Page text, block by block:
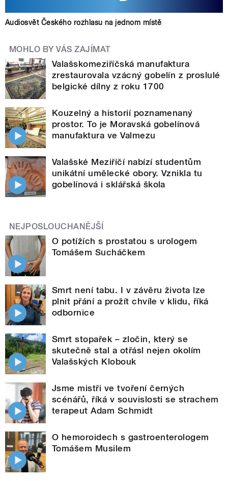
Audiosvět Českého rozhlasu na jednom místě
MOHLO BY VÁS ZAJÍMAT
Valašskomeziříčská manufaktura
zrestaurovala vzácný gobelín z proslulé
belgické dílny z roku 1700
Kouzelný a historií poznamenaný
prostor. To je Moravská gobelínová
manufaktura ve Valmezu
Valašské Meziříčí nabízí studentům
unikátní umělecké obory. Vznikla tu
gobelínová i sklářská škola
NEJPOSLOUCHANĚJŠÍ
O potížích s prostatou s urologem
Tomášem Sucháčkem
Smrt není tabu. I v závěru života lze
plnit přání a prožít chvíle v klidu, říká
odbornice
Smrt stopařek – zločin, který se
skutečně stal a otřásl nejen okolím
Valašských Klobouk
Jsme mistři ve tvoření černých
scénářů, říká v souvislosti se strachem
terapeut Adam Schmidt
O hemoroidech s gastroenterologem
Tomášem Musilem